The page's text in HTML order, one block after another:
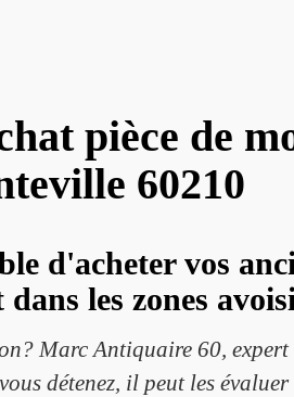
pièce de
60210
d'acheter vos
les zones
Marc Antiquaire 60,
détenez, il peut les